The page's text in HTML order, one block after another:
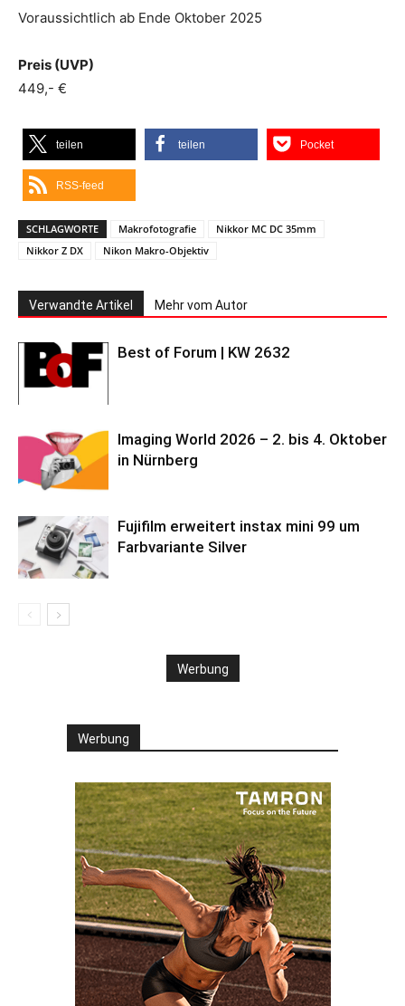
Voraussichtlich ab Ende Oktober 2025
Preis (UVP)
449,- €
teilen teilen Pocket
RSS-feed
SCHLAGWORTE Makrofotografie
Nikkor MC DC 35mm
Nikkor Z DX
Nikon Makro-Objektiv
Verwandte Artikel Mehr vom Autor
Best of Forum | KW 2632
Imaging World 2026 – 2. bis 4. Oktober
in Nürnberg
Fujifilm erweitert instax mini 99 um
Farbvariante Silver
Werbung
Werbung